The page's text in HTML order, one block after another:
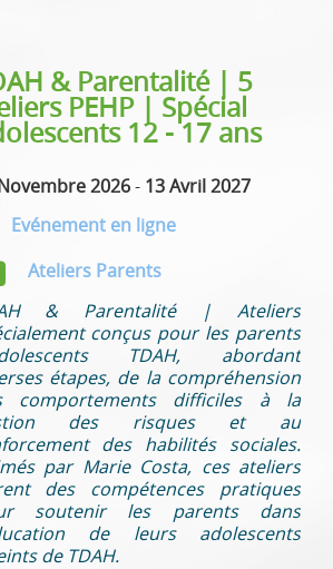
& Parentalité | 5
PEHP | Spécial
12 - 17 ans
2026 - 13 Avril 2027
Evénement en ligne
Ateliers Parents
& Parentalité | Ateliers
conçus pour les parents
TDAH, abordant
étapes, de la compréhension
comportements difficiles à la
des risques et au
des habilités sociales.
par Marie Costa, ces ateliers
des compétences pratiques
soutenir les parents dans
de leurs adolescents
de TDAH.